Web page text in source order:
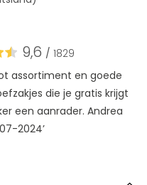
9,6 / 1829
assortiment en goede
die je gratis krijgt
een aanrader. Andrea
2024’